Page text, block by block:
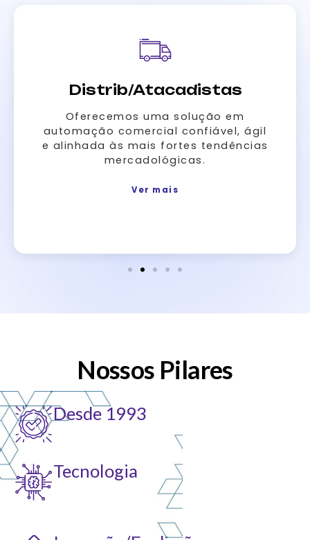
E-commerce
Integrada com o que você precisa
para atender as necessidades do
seu e-commerce e proporcionar
mais eficiência nos processos da
Nossos Pilares
Desde 1993
Tecnologia